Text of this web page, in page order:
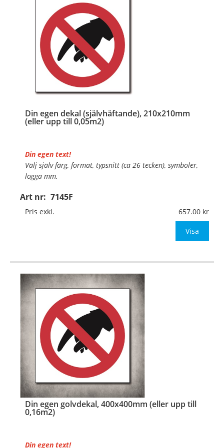
Din egen dekal (självhäftande), 210x210mm
(eller upp till 0,05m2)
Art nr: 7145F
Din egen text!
Välj själv färg, format, typsnitt (ca 26 tecken), symboler,
logga mm.
Material:Självhäftande folie
Mått:210x210mm (eller annat mått upp till 0,05m²)
Pris exkl. 657.00
Visa
Din egen golvdekal, 400x400mm (eller upp till
0,16m2)
Din egen text!